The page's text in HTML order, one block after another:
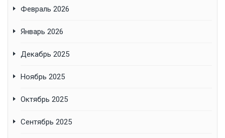
Февраль 2026
Январь 2026
Декабрь 2025
Ноябрь 2025
Октябрь 2025
Сентябрь 2025